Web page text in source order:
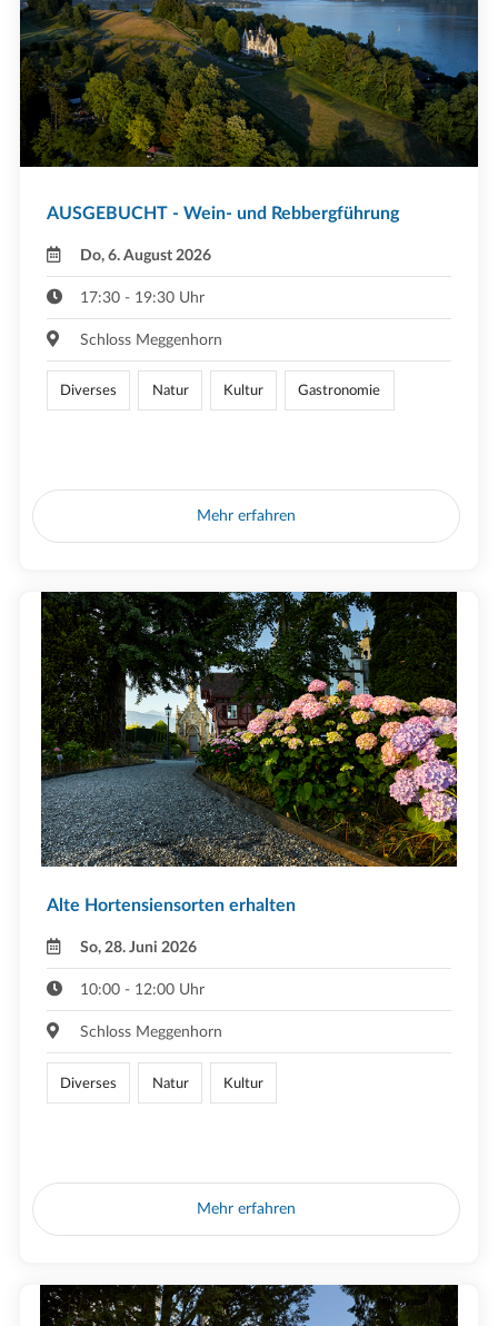
AUSGEBUCHT - Wein- und Rebbergführung
Do, 6. August 2026
17:30 - 19:30 Uhr
Schloss Meggenhorn
Diverses Natur Kultur Gastronomie
Mehr erfahren
Alte Hortensiensorten erhalten
So, 28. Juni 2026
10:00 - 12:00 Uhr
Schloss Meggenhorn
Diverses Natur Kultur
Mehr erfahren